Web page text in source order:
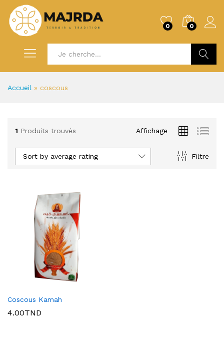
0 0
Accueil » coscous
1 Produits trouvés Affichage
Filtre
Sort by average rating
Coscous Kamah
4.00TND